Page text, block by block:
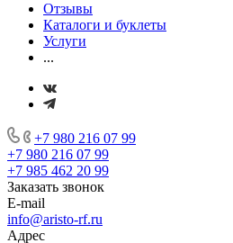
Отзывы
Каталоги и буклеты
Услуги
...
+7 980 216 07 99
+7 980 216 07 99
+7 985 462 20 99
Заказать звонок
E-mail
info@aristo-rf.ru
Адрес